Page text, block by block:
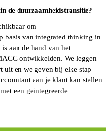
de duurzaamheidstransitie?
om
basis van integrated thinking in
aan de hand van het
ontwikkelden. We leggen
uit en we geven bij elke stap
aan je klant kan stellen
een geïntegreerde